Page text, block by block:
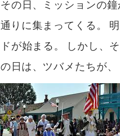
その日、ミッションの
通りに集まってくる。
ドが始まる。 しかし、
の日は、ツバメたちが